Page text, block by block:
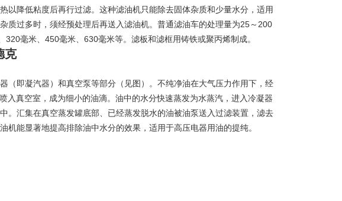
以降低粘度后再行过滤。这种滤油机只能除去固体杂质和少量水分，适用
质过多时，须经预处理后再送入滤油机。普通滤油车的处理量为25～200
毫米、450毫米、630毫米等。滤板和滤框用铸铁或聚丙烯制成。
克
（即凝汽器）和真空泵等部分（见图）。不纯净油在大气压力作用下，经
真空室，成为细小的油滴。油中的水分快速蒸发为水蒸汽，进入冷凝器
。汇集在真空蒸发罐底部、已经蒸发脱水的油被油泵送入过滤装置，滤去
机能显著地提高排除油中水分的效果，适用于高压电器用油的提纯。